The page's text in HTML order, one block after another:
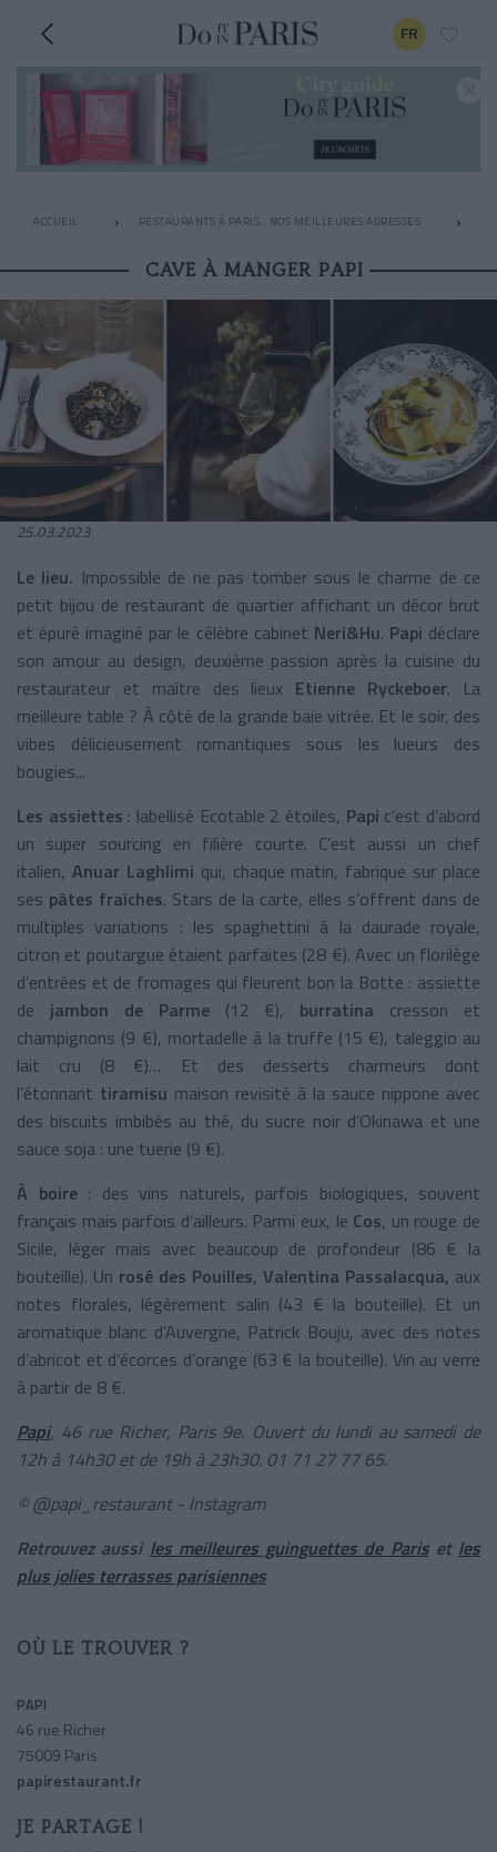
FR
ACCUEIL RESTAURANTS À PARIS : NOS MEILLEURES ADRESSES
CAVE À MANGER PAPI
25.03.2023
Le lieu. Impossible de ne pas tomber sous le charme de ce
petit bijou de restaurant de quartier affichant un décor brut
et épuré imaginé par le célèbre cabinet Neri&Hu. Papi déclare
son amour au design, deuxième passion après la cuisine du
restaurateur et maître des lieux Etienne Ryckeboer. La
meilleure table ? À côté de la grande baie vitrée. Et le soir, des
vibes délicieusement romantiques sous les lueurs des
bougies...
Les assiettes : labellisé Ecotable 2 étoiles, Papi c’est d’abord
un super sourcing en filière courte. C’est aussi un chef
italien, Anuar Laghlimi qui, chaque matin, fabrique sur place
ses pâtes fraîches. Stars de la carte, elles s’offrent dans de
multiples variations : les spaghettini à la daurade royale,
citron et poutargue étaient parfaites (28 €). Avec un florilège
d’entrées et de fromages qui fleurent bon la Botte : assiette
de jambon de Parme(12 €), burratina cresson et
champignons (9 €), mortadelle à la truffe (15 €), taleggio au
lait cru (8 €)… Et des desserts charmeurs dont
l’étonnant tiramisu maison revisité à la sauce nippone avec
des biscuits imbibés au thé, du sucre noir d’Okinawa et une
sauce soja : une tuerie (9 €).
À boire : des vins naturels, parfois biologiques, souvent
français mais parfois d’ailleurs. Parmi eux, le Cos, un rouge de
Sicile, léger mais avec beaucoup de profondeur (86 € la
bouteille). Un rosé des Pouilles, Valentina Passalacqua, aux
notes florales, légèrement salin (43 € la bouteille). Et un
aromatique blanc d’Auvergne, Patrick Bouju, avec des notes
d’abricot et d’écorces d’orange (63 € la bouteille). Vin au verre
à partir de 8 €.
Papi, 46 rue Richer, Paris 9e. Ouvert du lundi au samedi de
12h à 14h30 et de 19h à 23h30. 01 71 27 77 65.
© @papi_restaurant - Instagram
Retrouvez aussi les meilleures guinguettes de Pariset les
plus jolies terrasses parisiennes
OÙ LE TROUVER ?
PAPI
46 rue Richer
75009 Paris
papirestaurant.fr
JE PARTAGE !